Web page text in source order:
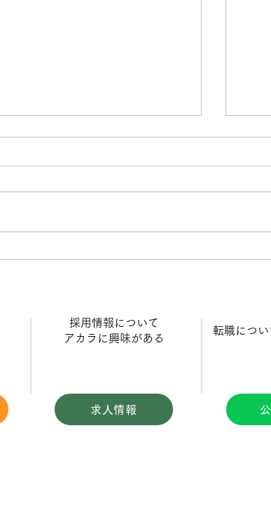
退院後の在宅ケアってどうな
えない「その後の物語」が、
逃げ
キル
​採用情報について
​アカラに興味がある
転職につ
求人情報